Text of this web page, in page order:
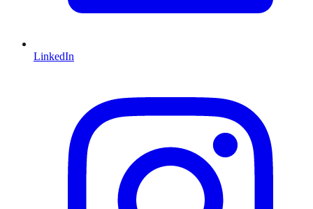
LinkedIn